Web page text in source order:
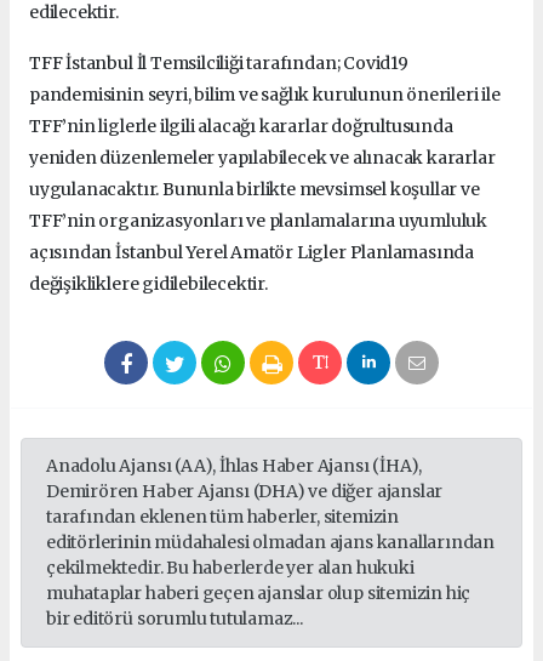
edilecektir.
TFF İstanbul İl Temsilciliği tarafından; Covid19
pandemisinin seyri, bilim ve sağlık kurulunun önerileri ile
TFF’nin liglerle ilgili alacağı kararlar doğrultusunda
yeniden düzenlemeler yapılabilecek ve alınacak kararlar
uygulanacaktır. Bununla birlikte mevsimsel koşullar ve
TFF’nin organizasyonları ve planlamalarına uyumluluk
açısından İstanbul Yerel Amatör Ligler Planlamasında
değişikliklere gidilebilecektir.
Anadolu Ajansı (AA), İhlas Haber Ajansı (İHA),
Demirören Haber Ajansı (DHA) ve diğer ajanslar
tarafından eklenen tüm haberler, sitemizin
editörlerinin müdahalesi olmadan ajans kanallarından
çekilmektedir. Bu haberlerde yer alan hukuki
muhataplar haberi geçen ajanslar olup sitemizin hiç
bir editörü sorumlu tutulamaz...